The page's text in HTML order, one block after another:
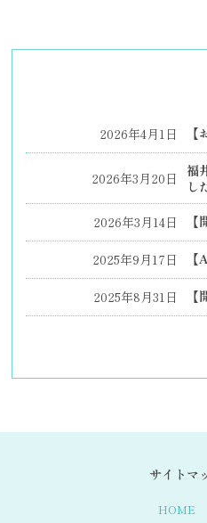
2026年4月1日
2026年3月20日
福
し
2026年3月14日
2025年9月17日
2025年8月31日
サイトマ
HOME